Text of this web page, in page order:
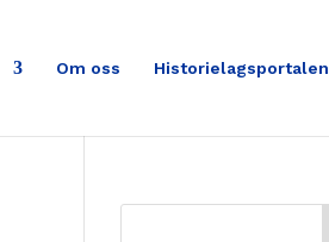
Om oss Historielagsportalen